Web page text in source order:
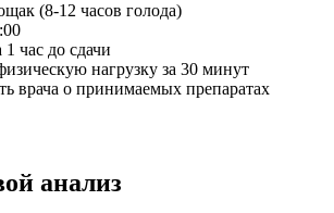
(8-12 часов голода)
час до сдачи
нагрузку за 30 минут
врача о принимаемых препаратах
анализ